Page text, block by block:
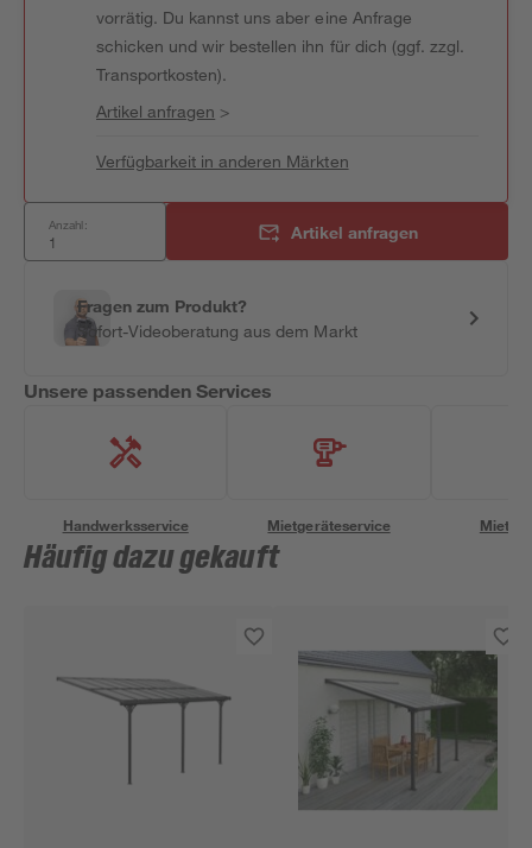
vorrätig. Du kannst uns aber eine Anfrage
schicken und wir bestellen ihn für dich (ggf. zzgl.
Transportkosten).
Artikel anfragen >
Verfügbarkeit in anderen Märkten
Anzahl: Artikel anfragen
Fragen zum Produkt?
Sofort-Videoberatung aus dem Markt
Unsere passenden Services
Handwerksservice Mietgeräteservice
Häufig dazu gekauft